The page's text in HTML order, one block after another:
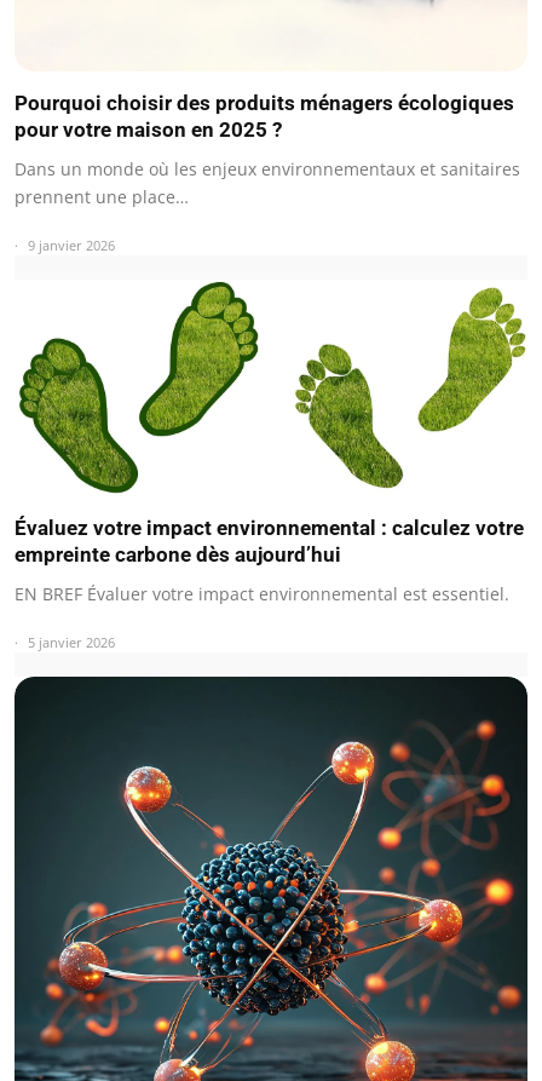
Pourquoi choisir des produits ménagers écologiques
pour votre maison en 2025 ?
Dans un monde où les enjeux environnementaux et sanitaires
prennent une place…
9 janvier 2026
Évaluez votre impact environnemental : calculez votre
empreinte carbone dès aujourd’hui
EN BREF Évaluer votre impact environnemental est essentiel.
5 janvier 2026